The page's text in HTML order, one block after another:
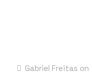
Gabriel Freitas on